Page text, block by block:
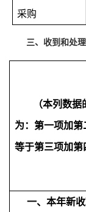
采购
三、收到和处
（本列数
为：第一项加第
等于第三项加第
一、本年新